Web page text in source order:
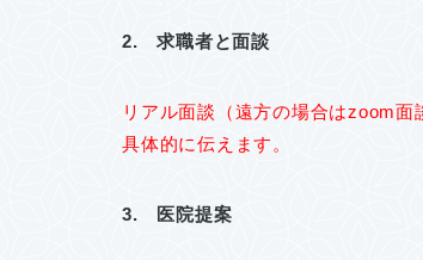
2. 求職者と面談
リアル面談（遠方の場合はzoom
具体的に伝えます。
3. 医院提案